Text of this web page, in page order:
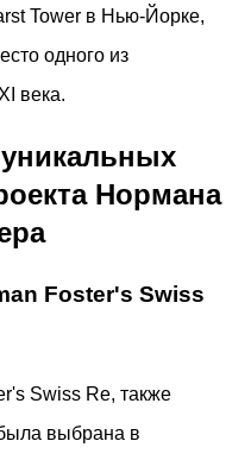
Tower в Нью-Йорке,
одного из
века.
Нормана
Foster's Swiss
Swiss Re, также
выбрана в